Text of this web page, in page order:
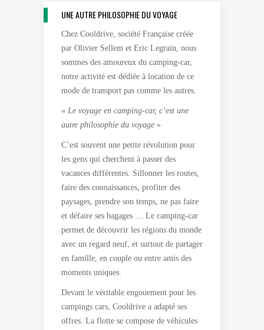
UNE AUTRE PHILOSOPHIE DU VOYAGE
Chez Cooldrive, société Française créée
par Olivier Sellem et Eric Legrain, nous
sommes des amoureux du camping-car,
notre activité est dédiée à location de ce
mode de transport pas comme les autres.
« Le voyage en camping-car, c’est une
autre philosophie du voyage »
C’est souvent une petite révolution pour
les gens qui cherchent à passer des
vacances différentes. Sillonner les routes,
faire des connaissances, profiter des
paysages, prendre son temps, ne pas faire
et défaire ses bagages … Le camping-car
permet de découvrir les régions du monde
avec un regard neuf, et surtout de partager
en famille, en couple ou entre amis des
moments uniques.
Devant le véritable engouement pour les
campings cars, Cooldrive a adapté ses
offres. La flotte se compose de véhicules